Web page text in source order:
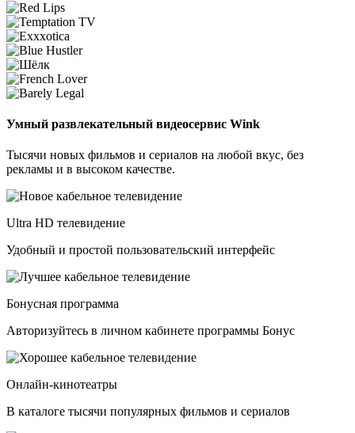
Умный развлекательный видеосервис Wink
Тысячи новых фильмов и сериалов на любой вкус, без
рекламы и в высоком качестве.
Ultra HD телевидение
Удобный и простой пользовательский интерфейс
Бонусная программа
Авторизуйтесь в личном кабинете программы Бонус
Онлайн-кинотеатры
В каталоге тысячи популярных фильмов и сериалов